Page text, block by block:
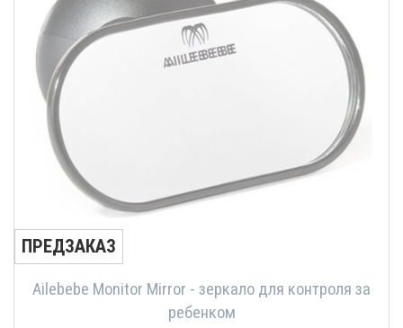
ПРЕДЗАКАЗ
Ailebebe Monitor Mirror - зеркало для контроля за
ребенком